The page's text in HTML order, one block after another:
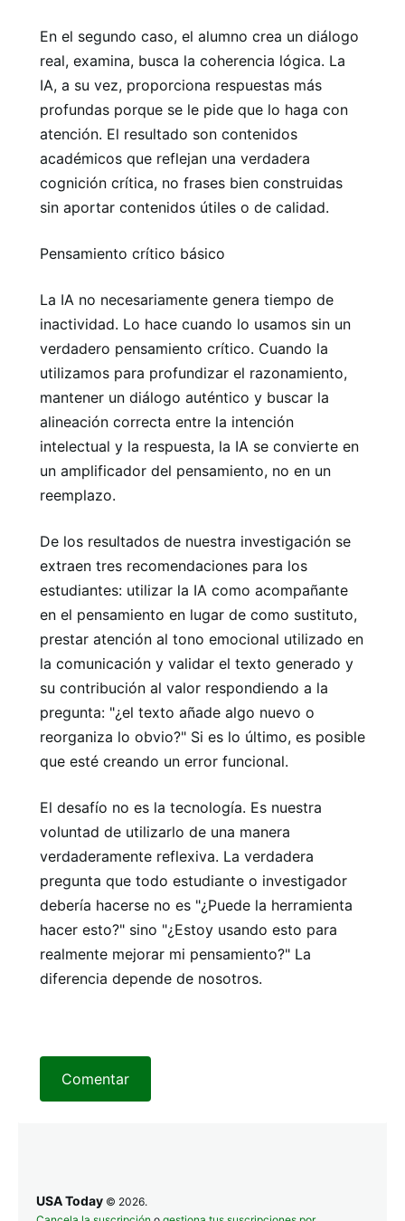
En el segundo caso, el alumno crea un diálogo
real, examina, busca la coherencia lógica. La
IA, a su vez, proporciona respuestas más
profundas porque se le pide que lo haga con
atención. El resultado son contenidos
académicos que reflejan una verdadera
cognición crítica, no frases bien construidas
sin aportar contenidos útiles o de calidad.
Pensamiento crítico básico
La IA no necesariamente genera tiempo de
inactividad. Lo hace cuando lo usamos sin un
verdadero pensamiento crítico. Cuando la
utilizamos para profundizar el razonamiento,
mantener un diálogo auténtico y buscar la
alineación correcta entre la intención
intelectual y la respuesta, la IA se convierte en
un amplificador del pensamiento, no en un
reemplazo.
De los resultados de nuestra investigación se
extraen tres recomendaciones para los
estudiantes: utilizar la IA como acompañante
en el pensamiento en lugar de como sustituto,
prestar atención al tono emocional utilizado en
la comunicación y validar el texto generado y
su contribución al valor respondiendo a la
pregunta: "¿el texto añade algo nuevo o
reorganiza lo obvio?" Si es lo último, es posible
que esté creando un error funcional.
El desafío no es la tecnología. Es nuestra
voluntad de utilizarlo de una manera
verdaderamente reflexiva. La verdadera
pregunta que todo estudiante o investigador
debería hacerse no es "¿Puede la herramienta
hacer esto?" sino "¿Estoy usando esto para
realmente mejorar mi pensamiento?" La
diferencia depende de nosotros.
Comentar
USA Today © 2026.